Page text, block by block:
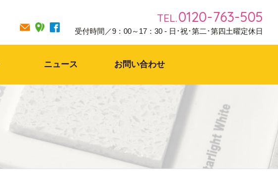
TEL.0120-763-505
受付時間／9：00～17：30 - 日･祝･第二･第四土曜定休日
ニュース お問い合わせ